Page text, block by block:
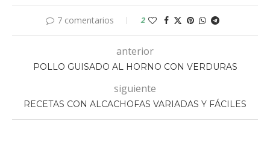
7 comentarios 2
anterior
POLLO GUISADO AL HORNO CON VERDURAS
siguiente
RECETAS CON ALCACHOFAS VARIADAS Y FÁCILES